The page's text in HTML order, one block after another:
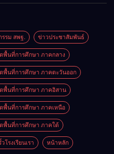
หน่วยกิต
ราชบุรี
พัฒนาที่ยั่งยืน
ด้านการศึกษา
(SDG๔) ภาย
ใต้แนวคิด “รู้
เข้าใจ ร่วม
สร้างระบบ
นิเวศการ
ศึกษาบุรีรัมย์
สู่เป้าหมาย
SDG๔”
รรม สพฐ. ข่าวประชาสัมพันธ์
พื้นที่การศึกษา ภาคกลาง
พื้นที่การศึกษา ภาคตะวันออก
พื้นที่การศึกษา ภาคอิสาน
พื้นที่การศึกษา ภาคเหนือ
พื้นที่การศึกษา ภาคใต้
โรงเรียนเรา หน้าหลัก